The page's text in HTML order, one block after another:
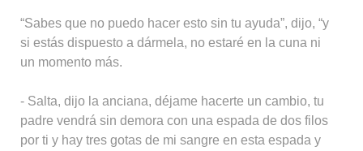
“Sabes que no puedo hacer esto sin tu ayuda”, dijo, “y
si estás dispuesto a dármela, no estaré en la cuna ni
un momento más.
- Salta, dijo la anciana, déjame hacerte un cambio, tu
padre vendrá sin demora con una espada de dos filos
por ti y hay tres gotas de mi sangre en esta espada y